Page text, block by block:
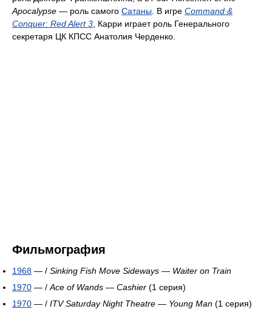
Apocalypse — роль самого Сатаны . В игре Command &
Conquer: Red Alert 3 , Карри играет роль Генерального
секретаря ЦК КПСС Анатолия Черденко.
Фильмография
1968 — / Sinking Fish Move Sideways — Waiter on Train
1970 — / Ace of Wands — Cashier (1 серия)
1970 — / ITV Saturday Night Theatre — Young Man (1 серия)